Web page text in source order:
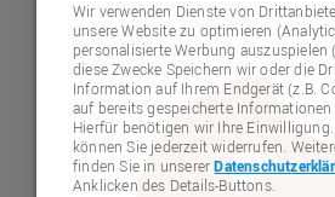
• Kulturelles Programm
• Vielfältige
• ÖPNV-Anbindung
(Stadtbusanbindung,
Anrufsammeltaxi,
Wir verwenden Dienste von
unsere Website zu optimieren
personalisierte Werbung auszuspielen
diese Zwecke Speichern wir oder die
Information auf Ihrem Endgerät (z.B.
auf bereits gespeicherte Informationen
Hierfür benötigen wir Ihre
können Sie jederzeit widerrufen.
finden Sie in unserer
Anklicken des Details-Buttons.